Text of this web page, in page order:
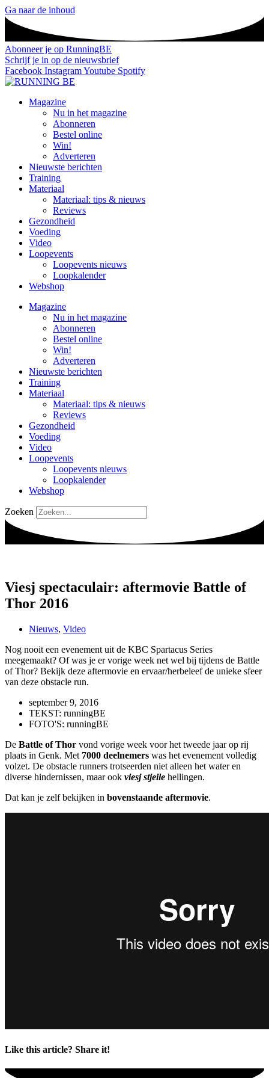
Ga naar de inhoud
Abonneer je op RunningBE
Schrijf je in op de nieuwsbrief
Facebook InstagramYoutube Spotify
Magazine
Nu in het magazine
Abonneren
Bestel online
Win!
Adverteren
Nieuwste berichten
Training
Materiaal
Materiaal: tips & nieuws
Reviews
Gezondheid
Voeding
Video
Loopevents
Loopevents nieuws
Loopkalender
Webshop
Magazine
Nu in het magazine
Abonneren
Bestel online
Win!
Adverteren
Nieuwste berichten
Training
Materiaal
Materiaal: tips & nieuws
Reviews
Gezondheid
Voeding
Video
Loopevents
Loopevents nieuws
Loopkalender
Webshop
Zoeken
Viesj spectaculair: aftermovie Battle of
Thor 2016
Nieuws, Video
Nog nooit een evenement uit de KBC Spartacus Series
meegemaakt? Of was je er vorige week net wel bij tijdens de Battle
of Thor? Bekijk deze aftermovie en ervaar/herbeleef de unieke sfeer
van deze obstacle run.
september 9, 2016
TEKST: runningBE
FOTO'S: runningBE
De Battle of Thor vond vorige week voor het tweede jaar op rij
plaats in Genk. Met 7000 deelnemers was het evenement volledig
volzet. De obstacle runners trotseerden niet alleen het water en
diverse hindernissen, maar ook viesj stjeile hellingen.
Dat kan je zelf bekijken in bovenstaande aftermovie.
Like this article? Share it!